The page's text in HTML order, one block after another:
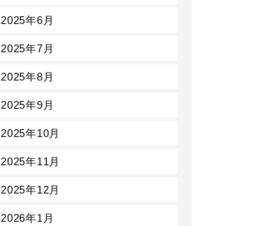
2025年6月
2025年7月
2025年8月
2025年9月
2025年10月
2025年11月
2025年12月
2026年1月